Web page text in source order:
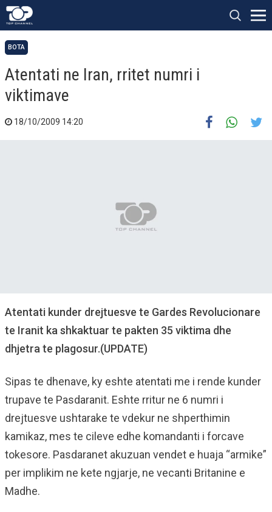
BOTA
Atentati ne Iran, rritet numri i
viktimave
18/10/2009 14:20
Atentati kunder drejtuesve te Gardes Revolucionare
te Iranit ka shkaktuar te pakten 35 viktima dhe
dhjetra te plagosur.(UPDATE)
Sipas te dhenave, ky eshte atentati me i rende kunder
trupave te Pasdaranit. Eshte rritur ne 6 numri i
drejtuesve ushtarake te vdekur ne shperthimin
kamikaz, mes te cileve edhe komandanti i forcave
tokesore. Pasdaranet akuzuan vendet e huaja “armike”
per implikim ne kete ngjarje, ne vecanti Britanine e
Madhe.